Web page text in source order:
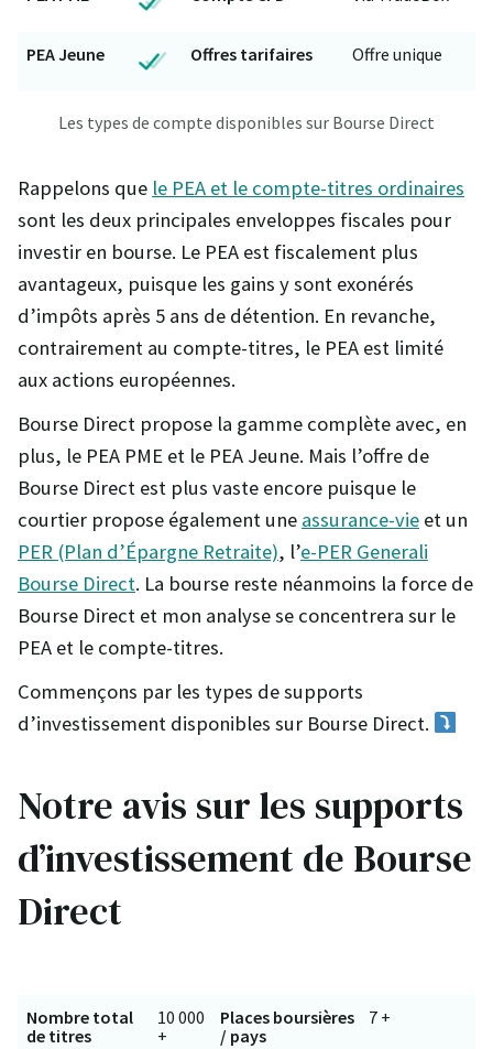
PEA Jeune Offres tarifaires Offre unique
Les types de compte disponibles sur Bourse Direct
Rappelons que le PEA et le compte-titres ordinaires
sont les deux principales enveloppes fiscales pour
investir en bourse. Le PEA est fiscalement plus
avantageux, puisque les gains y sont exonérés
d’impôts après 5 ans de détention. En revanche,
contrairement au compte-titres, le PEA est limité
aux actions européennes.
Bourse Direct propose la gamme complète avec, en
plus, le PEA PME et le PEA Jeune. Mais l’offre de
Bourse Direct est plus vaste encore puisque le
courtier propose également une assurance-vie et un
PER (Plan d’Épargne Retraite), l’e-PER Generali
Bourse Direct. La bourse reste néanmoins la force de
Bourse Direct et mon analyse se concentrera sur le
PEA et le compte-titres.
Commençons par les types de supports
d’investissement disponibles sur Bourse Direct.
Notre avis sur les supports
d’investissement de Bourse
Direct
Nombre total
de titres
10 000
+
Places boursières
/ pays
7 +